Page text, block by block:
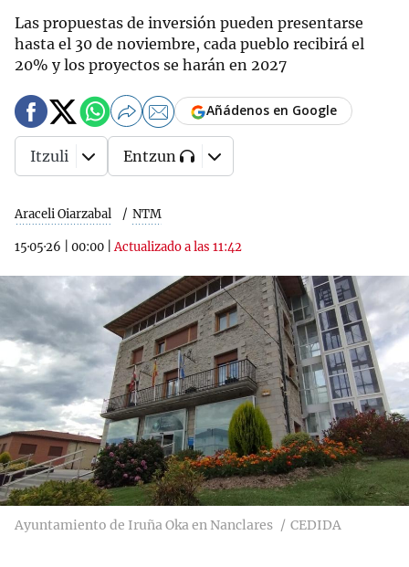
Las propuestas de inversión pueden presentarse
hasta el 30 de noviembre, cada pueblo recibirá el
20% y los proyectos se harán en 2027
Araceli Oiarzabal NTM
15·05·26 00:00 |Actualizado a las 11:42
Añádenos en Google
Itzuli Entzun
Ayuntamiento de Iruña Oka en Nanclares CEDIDA